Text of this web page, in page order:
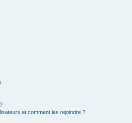
et comment les rejoindre ?